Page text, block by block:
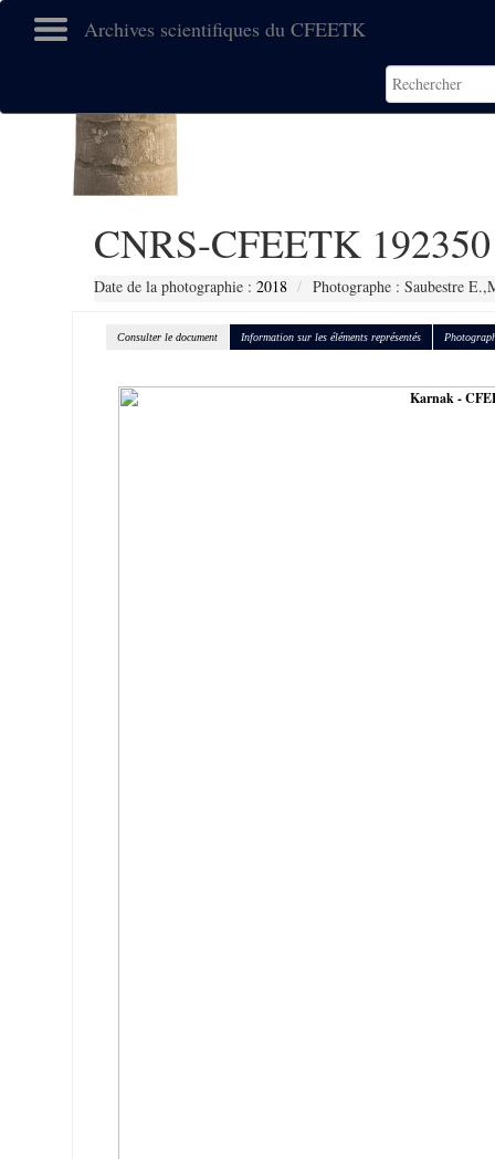
Archives scientifiques du CFEETK
CNRS-CFEETK 192350
Date de la photographie : 2018 Photographe : Saubestre
Consulter le document Information sur les éléments représentés